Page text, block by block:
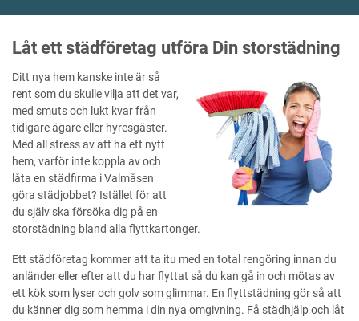
Låt ett städföretag utföra Din storstädning
Ditt nya hem kanske inte är så
rent som du skulle vilja att det var,
med smuts och lukt kvar från
tidigare ägare eller hyresgäster.
Med all stress av att ha ett nytt
hem, varför inte koppla av och
låta en städfirma i Valmåsen
göra städjobbet? Istället för att
du själv ska försöka dig på en
storstädning bland alla flyttkartonger.
Ett städföretag kommer att ta itu med en total rengöring innan du
anländer eller efter att du har flyttat så du kan gå in och mötas av
ett kök som lyser och golv som glimmar. En flyttstädning gör så att
du känner dig som hemma i din nya omgivning. Få städhjälp och låt